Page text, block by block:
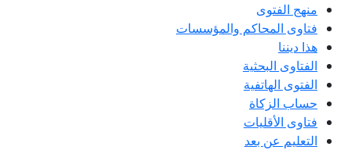
منهج الفتوى
فتاوى المحاكم والمؤسسات
هذا ديننا
الفتاوى البحثية
الفتوى الهاتفية
حساب الزكاة
فتاوى الأقليات
التعليم عن بعد